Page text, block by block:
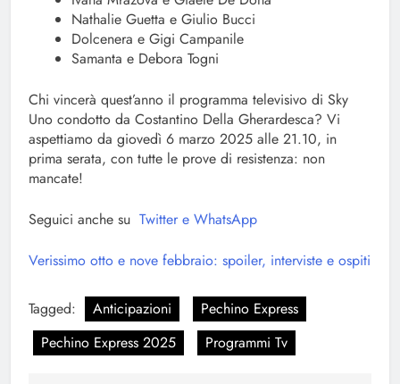
Nathalie Guetta e Giulio Bucci
Dolcenera e Gigi Campanile
Samanta e Debora Togni
Chi vincerà quest’anno il programma televisivo di Sky
Uno condotto da Costantino Della Gherardesca? Vi
aspettiamo da giovedì 6 marzo 2025 alle 21.10, in
prima serata, con tutte le prove di resistenza: non
mancate!
Seguici anche su Twitter e WhatsApp
Verissimo otto e nove febbraio: spoiler, interviste e ospiti
Tagged: Anticipazioni
Pechino Express
Pechino Express 2025
Programmi Tv